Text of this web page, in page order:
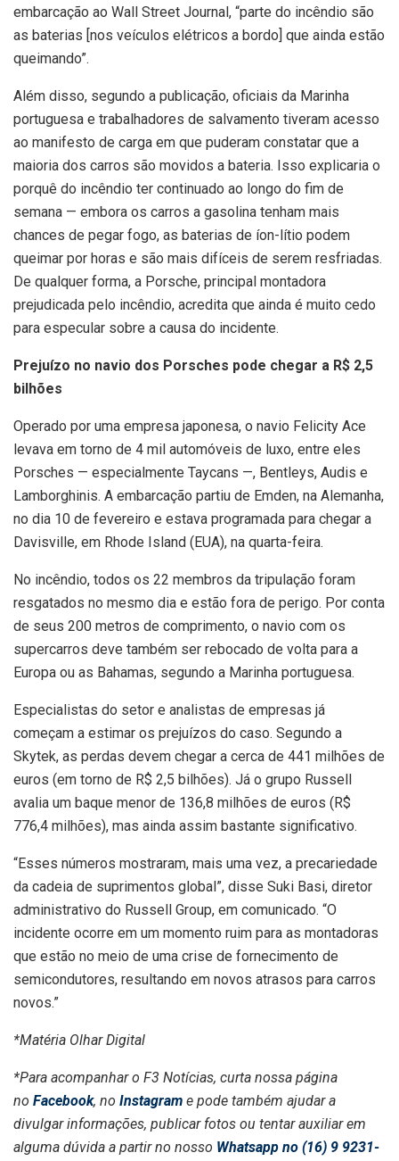
embarcação ao Wall Street Journal, “parte do incêndio são
as baterias [nos veículos elétricos a bordo] que ainda estão
queimando”.
Além disso, segundo a publicação, oficiais da Marinha
portuguesa e trabalhadores de salvamento tiveram acesso
ao manifesto de carga em que puderam constatar que a
maioria dos carros são movidos a bateria. Isso explicaria o
porquê do incêndio ter continuado ao longo do fim de
semana — embora os carros a gasolina tenham mais
chances de pegar fogo, as baterias de íon-lítio podem
queimar por horas e são mais difíceis de serem resfriadas.
De qualquer forma, a Porsche, principal montadora
prejudicada pelo incêndio, acredita que ainda é muito cedo
para especular sobre a causa do incidente.
Prejuízo no navio dos Porsches pode chegar a R$ 2,5
bilhões
Operado por uma empresa japonesa, o navio Felicity Ace
levava em torno de 4 mil automóveis de luxo, entre eles
Porsches — especialmente Taycans —, Bentleys, Audis e
Lamborghinis. A embarcação partiu de Emden, na Alemanha,
no dia 10 de fevereiro e estava programada para chegar a
Davisville, em Rhode Island (EUA), na quarta-feira.
No incêndio, todos os 22 membros da tripulação foram
resgatados no mesmo dia e estão fora de perigo. Por conta
de seus 200 metros de comprimento, o navio com os
supercarros deve também ser rebocado de volta para a
Europa ou as Bahamas, segundo a Marinha portuguesa.
Especialistas do setor e analistas de empresas já
começam a estimar os prejuízos do caso. Segundo a
Skytek, as perdas devem chegar a cerca de 441 milhões de
euros (em torno de R$ 2,5 bilhões). Já o grupo Russell
avalia um baque menor de 136,8 milhões de euros (R$
776,4 milhões), mas ainda assim bastante significativo.
“Esses números mostraram, mais uma vez, a precariedade
da cadeia de suprimentos global”, disse Suki Basi, diretor
administrativo do Russell Group, em comunicado. “O
incidente ocorre em um momento ruim para as montadoras
que estão no meio de uma crise de fornecimento de
semicondutores, resultando em novos atrasos para carros
novos.”
*Matéria Olhar Digital
*Para acompanhar o F3 Notícias, curta nossa página
no Facebook, no Instagram e pode também ajudar a
divulgar informações, publicar fotos ou tentar auxiliar em
alguma dúvida a partir no nosso Whatsapp no (16) 9 9231-